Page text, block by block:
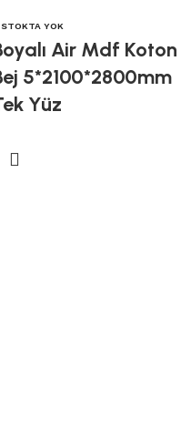
STOKTA YOK
Air Mdf Koton
5*2100*2800mm
Yüz